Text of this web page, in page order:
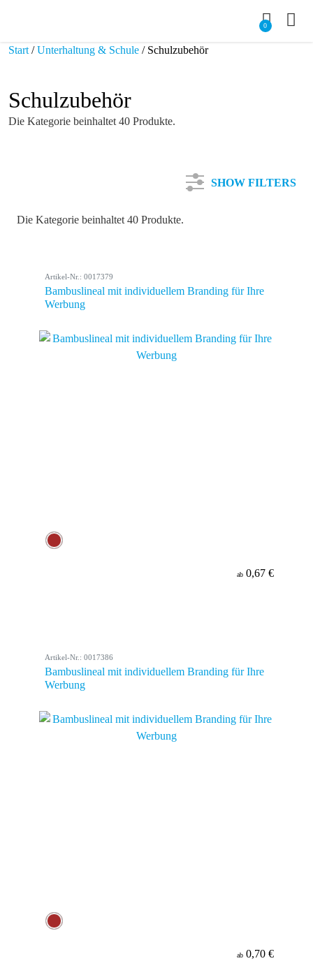
0
Start /Unterhaltung & Schule / Schulzubehör
Schulzubehör
Die Kategorie beinhaltet 40 Produkte.
SHOW FILTERS
Farbe
Die Kategorie beinhaltet 40 Produkte.
Artikel-Nr.: 0017379
Bambuslineal mit individuellem Branding für Ihre
Werbung
ab 0,67 €
Artikel-Nr.: 0017386
Bambuslineal mit individuellem Branding für Ihre
Werbung
ab 0,70 €